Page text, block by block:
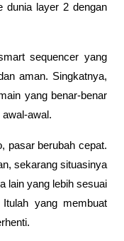
dunia layer 2 dengan
sequencer yang
aman. Singkatnya,
yang benar-benar
awal.
pasar berubah cepat.
sekarang situasinya
lain yang lebih sesuai
yang membuat